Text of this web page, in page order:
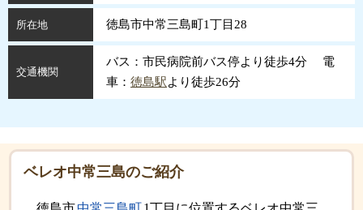
所在地 徳島市中常三島町1丁目28
交通機関
バス：市民病院前バス停より徒歩4分 電
車： 徳島駅より徒歩26分
ベレオ中常三島のご紹介